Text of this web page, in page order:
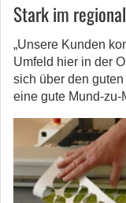
Stark im
„Unsere Kunden
Umfeld hier in der
sich über den
eine gute Mund-zu-